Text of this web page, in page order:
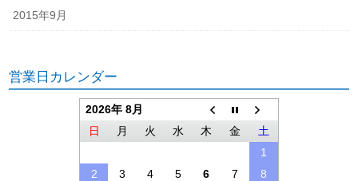
2015年9月
営業日カレンダー
2026年 8月
日
月 火 水 木 金
土
1
2
3 4 5 6 7
8